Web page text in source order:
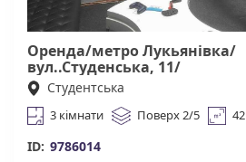
Оренда/метро Лукьянівка/
вул..Студенська, 11/
Шевченківський р-н/
Студентська
3 кімнати Поверх 2/5 42
ID: 9786014